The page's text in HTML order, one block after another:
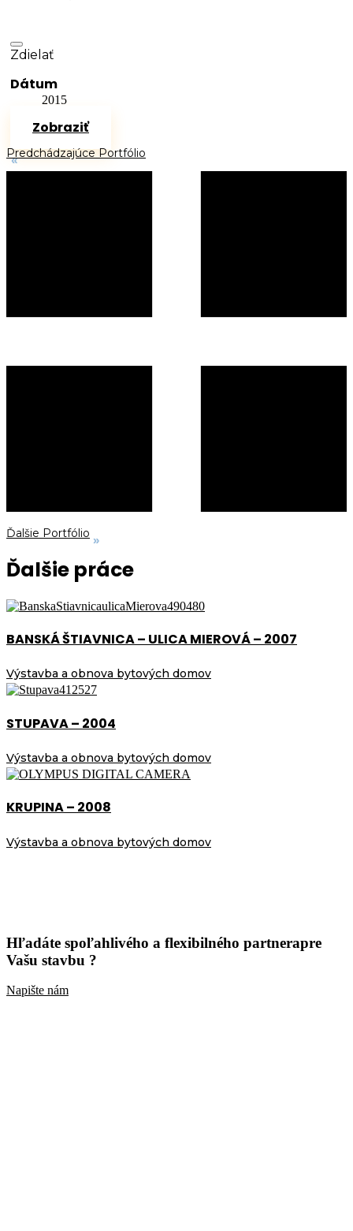
Zdielať
Dátum
2015
Zobraziť
Predchádzajúce Portfólio
Ďalšie Portfólio
Ďalšie práce
BANSKÁ ŠTIAVNICA – ULICA MIEROVÁ – 2007
Výstavba a obnova bytových domov
STUPAVA – 2004
Výstavba a obnova bytových domov
KRUPINA – 2008
Výstavba a obnova bytových domov
Hľadáte spoľahlivého a flexibilného partnerapre
Vašu stavbu ?
Napište nám